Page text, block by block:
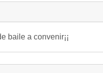
baile a convenir¡¡